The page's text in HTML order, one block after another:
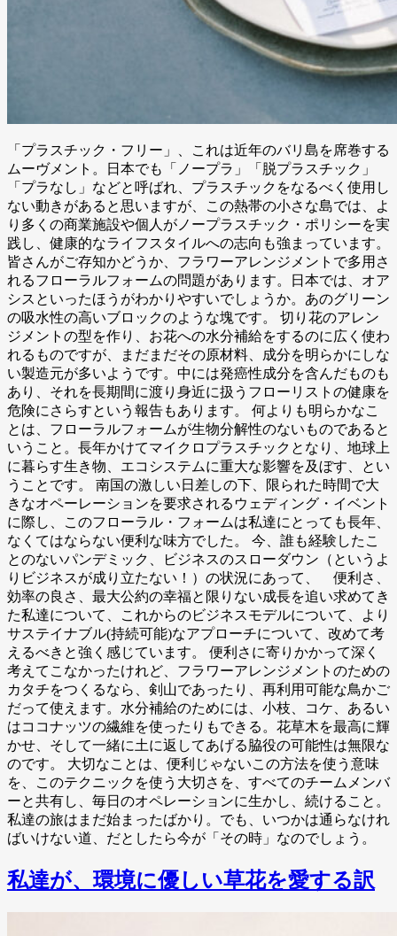
「プラスチック・フリー」、これは近年のバリ島を席巻する
ムーヴメント。日本でも「ノープラ」「脱プラスチック」
「プラなし」などと呼ばれ、プラスチックをなるべく使用し
ない動きがあると思いますが、この熱帯の小さな島では、よ
り多くの商業施設や個人がノープラスチック・ポリシーを実
践し、健康的なライフスタイルへの志向も強まっています。
皆さんがご存知かどうか、フラワーアレンジメントで多用さ
れるフローラルフォームの問題があります。日本では、オア
シスといったほうがわかりやすいでしょうか。あのグリーン
の吸水性の高いブロックのような塊です。 切り花のアレン
ジメントの型を作り、お花への水分補給をするのに広く使わ
れるものですが、まだまだその原材料、成分を明らかにしな
い製造元が多いようです。中には発癌性成分を含んだものも
あり、それを長期間に渡り身近に扱うフローリストの健康を
危険にさらすという報告もあります。 何よりも明らかなこ
とは、フローラルフォームが生物分解性のないものであると
いうこと。長年かけてマイクロプラスチックとなり、地球上
に暮らす生き物、エコシステムに重大な影響を及ぼす、とい
うことです。 南国の激しい日差しの下、限られた時間で大
きなオペーレーションを要求されるウェディング・イベント
に際し、このフローラル・フォームは私達にとっても長年、
なくてはならない便利な味方でした。 今、誰も経験したこ
とのないパンデミック、ビジネスのスローダウン（というよ
りビジネスが成り立たない！）の状況にあって、 便利さ、
効率の良さ、最大公約の幸福と限りない成長を追い求めてき
た私達について、これからのビジネスモデルについて、より
サステイナブル(持続可能)なアプローチについて、改めて考
えるべきと強く感じています。 便利さに寄りかかって深く
考えてこなかったけれど、フラワーアレンジメントのための
カタチをつくるなら、剣山であったり、再利用可能な鳥かご
だって使えます。水分補給のためには、小枝、コケ、あるい
はココナッツの繊維を使ったりもできる。花草木を最高に輝
かせ、そして一緒に土に返してあげる脇役の可能性は無限な
のです。 大切なことは、便利じゃないこの方法を使う意味
を、このテクニックを使う大切さを、すべてのチームメンバ
ーと共有し、毎日のオペレーションに生かし、続けること。
私達の旅はまだ始まったばかり。でも、いつかは通らなけれ
ばいけない道、だとしたら今が「その時」なのでしょう。
私達が、環境に優しい草花を愛する訳